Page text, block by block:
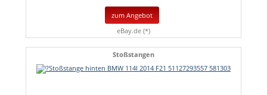
zum Angebot
eBay.de (*)
Stoßstangen